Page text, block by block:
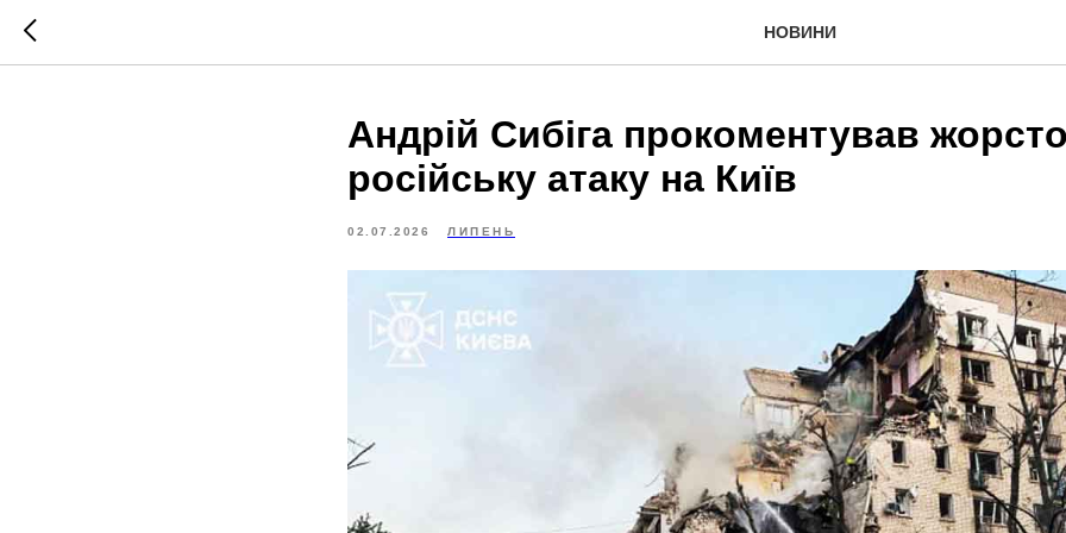
НОВИНИ
Андрій Сибіга прокоментував
російську атаку на Київ
02.07.2026 ЛИПЕНЬ